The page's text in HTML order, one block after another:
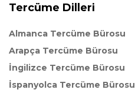
Tercüme Dilleri
Almanca Tercüme Bürosu
Arapça Tercüme Bürosu
İngilizce Tercüme Bürosu
İspanyolca Tercüme Bürosu